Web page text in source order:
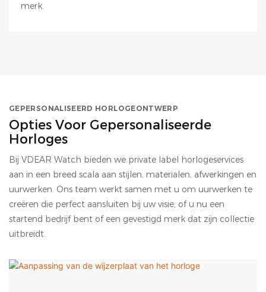
merk.
GEPERSONALISEERD HORLOGEONTWERP
Opties Voor Gepersonaliseerde
Horloges
Bij VDEAR Watch bieden we private label horlogeservices
aan in een breed scala aan stijlen, materialen, afwerkingen en
uurwerken. Ons team werkt samen met u om uurwerken te
creëren die perfect aansluiten bij uw visie, of u nu een
startend bedrijf bent of een gevestigd merk dat zijn collectie
uitbreidt.